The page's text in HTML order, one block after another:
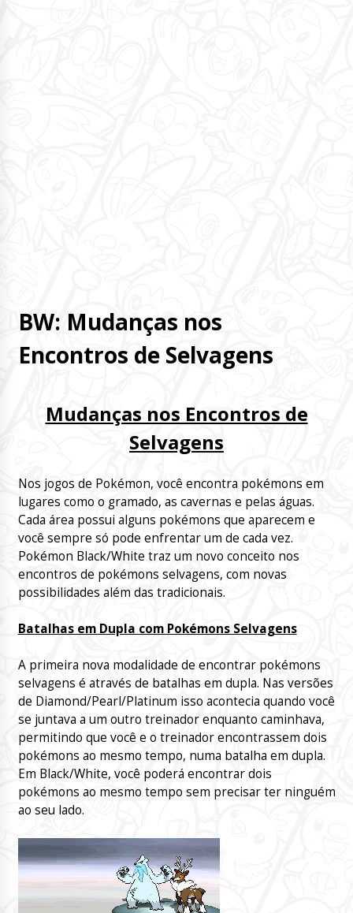
BW: Mudanças nos
Encontros de Selvagens
Mudanças nos Encontros de
Selvagens
Nos jogos de Pokémon, você encontra pokémons em
lugares como o gramado, as cavernas e pelas águas.
Cada área possui alguns pokémons que aparecem e
você sempre só pode enfrentar um de cada vez.
Pokémon Black/White traz um novo conceito nos
encontros de pokémons selvagens, com novas
possibilidades além das tradicionais.
Batalhas em Dupla com Pokémons Selvagens
A primeira nova modalidade de encontrar pokémons
selvagens é através de batalhas em dupla. Nas versões
de Diamond/Pearl/Platinum isso acontecia quando você
se juntava a um outro treinador enquanto caminhava,
permitindo que você e o treinador encontrassem dois
pokémons ao mesmo tempo, numa batalha em dupla.
Em Black/White, você poderá encontrar dois
pokémons ao mesmo tempo sem precisar ter ninguém
ao seu lado.